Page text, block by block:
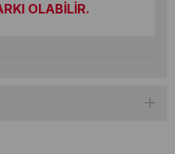
OLABİLİR.